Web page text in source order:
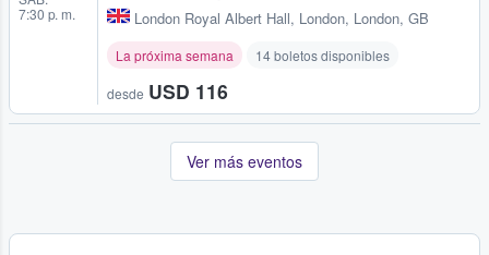
7:30 p. m.
London Royal Albert Hall, London, London, GB
La próxima semana 14 boletos disponibles
desde USD 116
Ver más eventos